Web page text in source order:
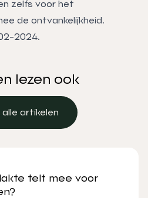
zelfs voor het
de ontvankelijkheid.
2024.
lezen ook
alle artikelen
telt mee voor